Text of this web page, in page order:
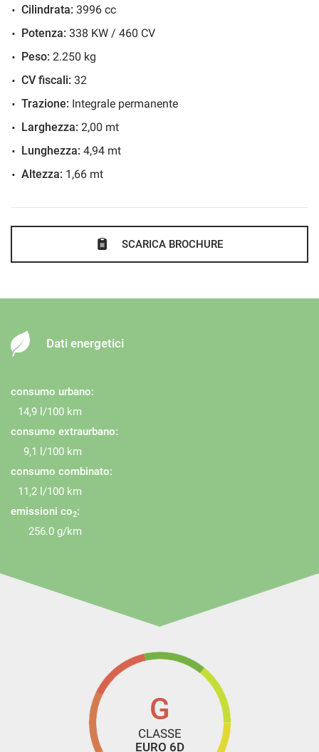
esclusività e fascino.
Un’auto pensata per chi desidera distinguersi senza
rinunciare alle prestazioni, capace di emozionare ogni
Cerchi in lega
Chiusura centralizzata
Climatizzatore
Controllo elettronico della corsia
Controllo trazione
Controllo vocale
Cronologia tagliandi
Cruise Control
Fari direzionali
Hotspot Wi-Fi
Interni in pelle
Pacchetto sportivo
Park Distance Control
Portellone posteriore elettrico
Regolazione elettrica sedili
Sedile posteriore sdoppiato
Sedili riscaldati
Sedili sportivi
Sensori di parcheggio anteriori
Sensori di parcheggio posteriori
Sospensioni pneumatiche
Sound system
Specchietti laterali elettrici
Specchietto retrovisore con funzione antiabbagliamento
Cilindrata: 3996 cc
Potenza: 338 KW / 460 CV
Peso: 2.250 kg
CV fiscali: 32
Trazione: Integrale permanente
Larghezza: 2,00 mt
Lunghezza: 4,94 mt
Altezza: 1,66 mt
SCARICA BROCHURE
Dati energetici
consumo urbano:
14,9 l/100 km
consumo extraurbano:
9,1 l/100 km
consumo combinato:
11,2 l/100 km
emissioni co2:
256.0 g/km
G
CLASSE
EURO 6D